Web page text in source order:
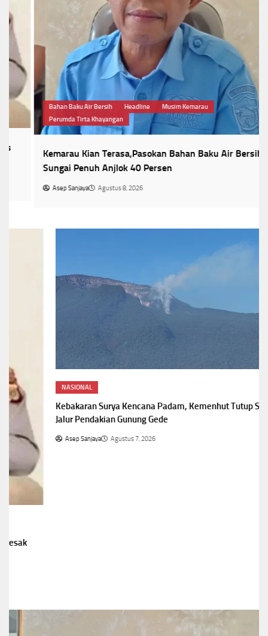
Bahan Baku Air Bersih Headline
Musim Kemarau
Perumda Tirta Khayangan
Kemarau Kian Terasa,Pasokan Bahan Baku Air Bersih di
Sungai Penuh Anjlok 40 Persen
Asep Sanjaya Agustus 8, 2026
NASIONAL
Kebakaran Surya Kencana Padam, Kemenhut Tutup Sementara
Jalur Pendakian Gunung Gede
Asep Sanjaya Agustus 7, 2026